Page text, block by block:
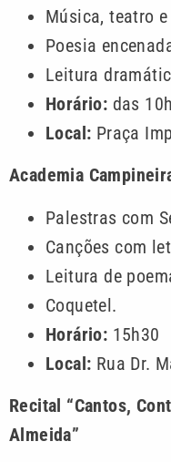
Música, teatro
Poesia
Leitura
Horário: das
Local: Praça
Academia
Palestras com
Canções com
Leitura de
Coquetel.
Horário: 15h30
Local: Rua Dr.
Recital “Cantos,
Almeida”